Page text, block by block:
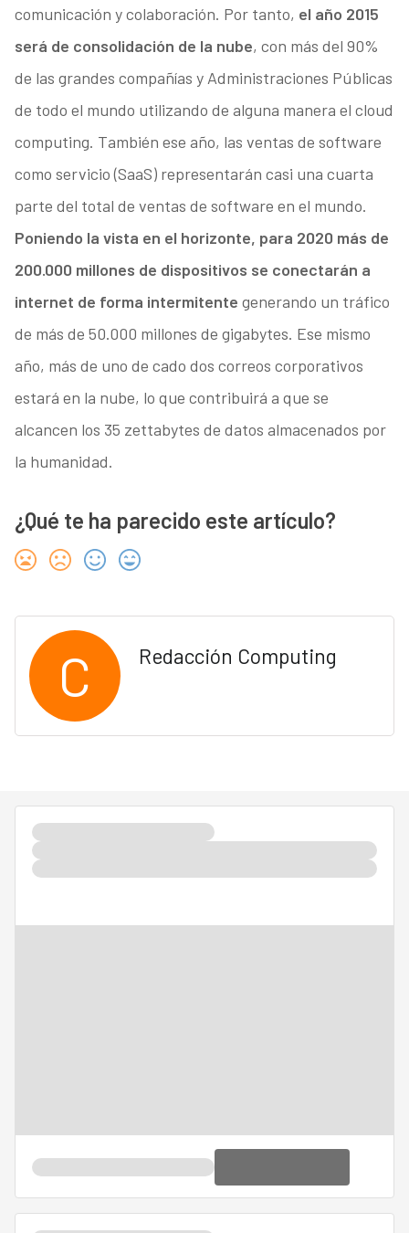
comunicación y colaboración. Por tanto, el año 2015
será de consolidación de la nube, con más del 90%
de las grandes compañías y Administraciones Públicas
de todo el mundo utilizando de alguna manera el cloud
computing. También ese año, las ventas de software
como servicio (SaaS) representarán casi una cuarta
parte del total de ventas de software en el mundo.
Poniendo la vista en el horizonte, para 2020 más de
200.000 millones de dispositivos se conectarán a
internet de forma intermitente generando un tráfico
de más de 50.000 millones de gigabytes. Ese mismo
año, más de uno de cado dos correos corporativos
estará en la nube, lo que contribuirá a que se
alcancen los 35 zettabytes de datos almacenados por
la humanidad.
¿Qué te ha parecido este artículo?
C Redacción Computing